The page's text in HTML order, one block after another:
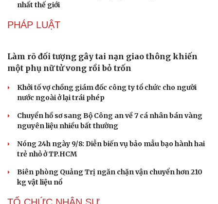
Văn hóa
Sân khấu - Điện ảnh
Văn học
Di sản
Nghệ sĩ
Thời trang
nhất thế giới
PHÁP LUẬT
Làm rõ đối tượng gây tai nạn giao thông khiến
một phụ nữ tử vong rồi bỏ trốn
Khởi tố vợ chồng giám đốc công ty tổ chức cho người
nước ngoài ở lại trái phép
Chuyển hồ sơ sang Bộ Công an về 7 cá nhân bán vàng
nguyên liệu nhiều bất thường
Nóng 24h ngày 9/8: Diễn biến vụ bảo mẫu bạo hành hai
trẻ nhỏ ở TP.HCM
Biên phòng Quảng Trị ngăn chặn vận chuyển hơn 210
kg vật liệu nổ